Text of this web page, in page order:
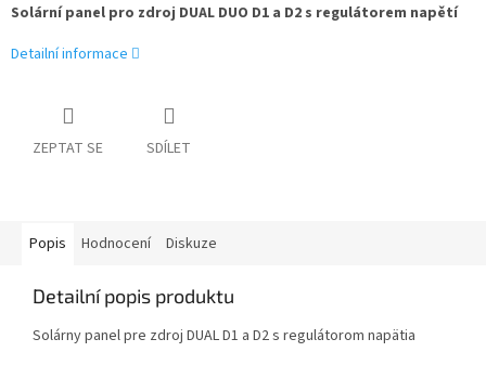
Solární panel pro zdroj DUAL DUO D1 a D2 s regulátorem napětí
Detailní informace
ZEPTAT SE SDÍLET
Popis Hodnocení Diskuze
Detailní popis produktu
Solárny panel pre zdroj DUAL D1 a D2 s regulátorom napätia